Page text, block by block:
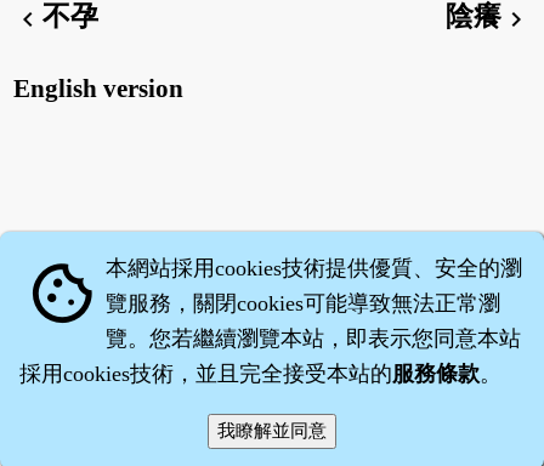
chevron_left不孕 陰癢chevron_right
English version
‧沈藥子©2008～2026
cookie 本網站採用cookies技術提供優質、安全的瀏
覽服務，關閉cookies可能導致無法正常瀏
覽。您若繼續瀏覽本站，即表示您同意本站
採用cookies技術，並且完全接受本站的服務條款。